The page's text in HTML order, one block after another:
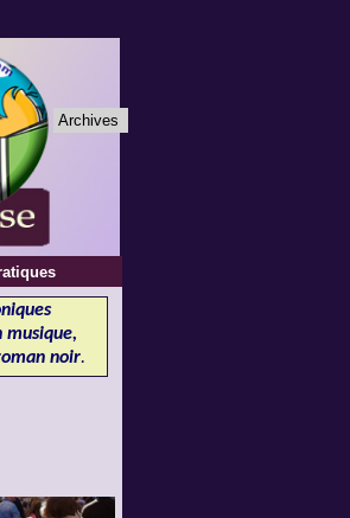
musique,
noir.
Archives